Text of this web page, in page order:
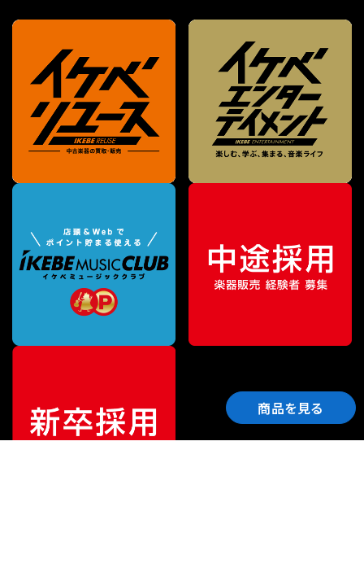
商品を見る